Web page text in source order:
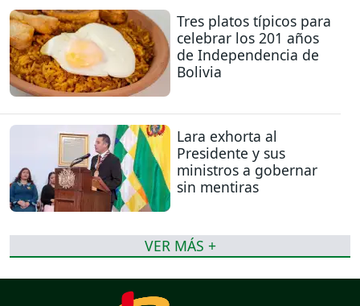
Tres platos típicos para
celebrar los 201 años
de Independencia de
Bolivia
Lara exhorta al
Presidente y sus
ministros a gobernar
sin mentiras
VER MÁS +